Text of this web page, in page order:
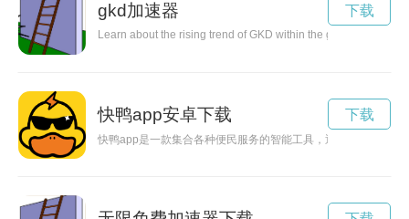
gkd加速器
Learn about the rising trend of GKD within the gaming
下载
快鸭app安卓下载
快鸭app是一款集合各种便民服务的智能工具，通过快鸭app，
下载